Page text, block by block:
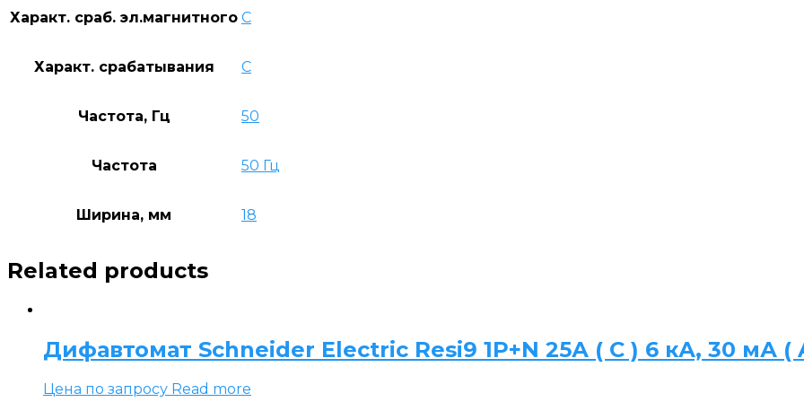
Характ. сраб. эл.магнитного C
Характ. срабатывания C
Частота, Гц 50
Частота 50 Гц
Ширина, мм 18
Related products
Дифавтомат Schneider Electric Resi9 1P+N 25А ( C ) 6 кА, 30 мА (
Цена по запросу Read more